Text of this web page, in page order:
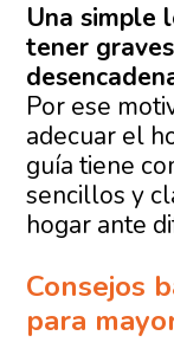
Una simple
tener
Por ese
adecuar el
guía tiene
sencillos y
hogar ante
Consejos
para